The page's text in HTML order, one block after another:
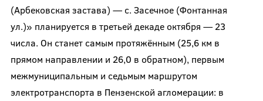
(Арбековская застава) — с. Засечное (Фонтанная
ул.)» планируется в третьей декаде октября — 23
числа. Он станет самым протяжённым (25,6 км в
прямом направлении и 26,0 в обратном), первым
межмуниципальным и седьмым маршрутом
электротранспорта в Пензенской агломерации: в